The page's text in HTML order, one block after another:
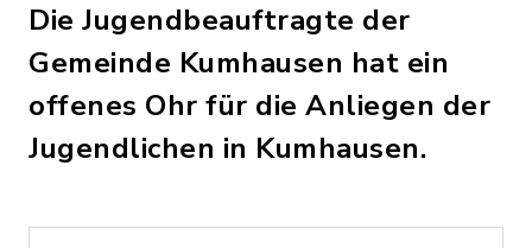
Die Jugendbeauftragte der
Gemeinde Kumhausen hat ein
offenes Ohr für die Anliegen der
Jugendlichen in Kumhausen.